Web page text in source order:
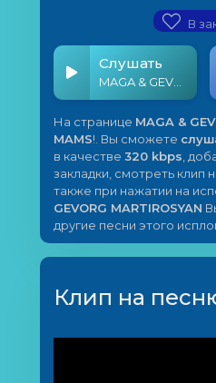
В
Слушать
На странице MAGA &
MAMS!. Вы сможете
в качестве 320 kbps ,
закладки, смотреть клип
также при нажатии на
GEVORG MARTIROSYAN
другие песни этого
Клип на